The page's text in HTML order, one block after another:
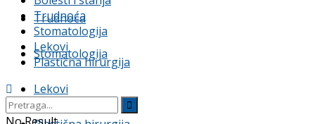
Trudnoća
Stomatologija
Lekovi
Trudnoća
Stomatologija
Lekovi
Plastična hirurgija